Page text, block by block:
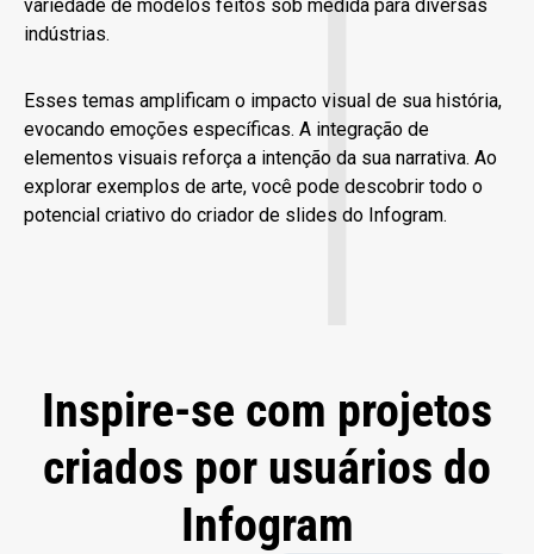
variedade de modelos feitos sob medida para diversas
indústrias.
Esses temas amplificam o impacto visual de sua história,
evocando emoções específicas. A integração de
elementos visuais reforça a intenção da sua narrativa. Ao
explorar exemplos de arte, você pode descobrir todo o
potencial criativo do criador de slides do Infogram.
Inspire-se com projetos
criados por usuários do
Infogram